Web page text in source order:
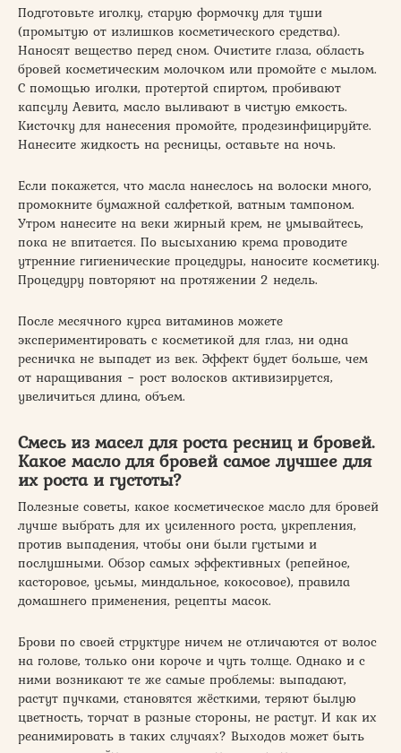
Подготовьте иголку, старую формочку для туши
(промытую от излишков косметического средства).
Наносят вещество перед сном. Очистите глаза, область
бровей косметическим молочком или промойте с мылом.
С помощью иголки, протертой спиртом, пробивают
капсулу Аевита, масло выливают в чистую емкость.
Кисточку для нанесения промойте, продезинфицируйте.
Нанесите жидкость на ресницы, оставьте на ночь.
Если покажется, что масла нанеслось на волоски много,
промокните бумажной салфеткой, ватным тампоном.
Утром нанесите на веки жирный крем, не умывайтесь,
пока не впитается. По высыханию крема проводите
утренние гигиенические процедуры, наносите косметику.
Процедуру повторяют на протяжении 2 недель.
После месячного курса витаминов можете
экспериментировать с косметикой для глаз, ни одна
ресничка не выпадет из век. Эффект будет больше, чем
от наращивания − рост волосков активизируется,
увеличиться длина, объем.
Смесь из масел для роста ресниц и бровей.
Какое масло для бровей самое лучшее для
их роста и густоты?
Полезные советы, какое косметическое масло для бровей
лучше выбрать для их усиленного роста, укрепления,
против выпадения, чтобы они были густыми и
послушными. Обзор самых эффективных (репейное,
касторовое, усьмы, миндальное, кокосовое), правила
домашнего применения, рецепты масок.
Брови по своей структуре ничем не отличаются от волос
на голове, только они короче и чуть толще. Однако и с
ними возникают те же самые проблемы: выпадают,
растут пучками, становятся жёсткими, теряют былую
цветность, торчат в разные стороны, не растут. И как их
реанимировать в таких случаях? Выходов может быть